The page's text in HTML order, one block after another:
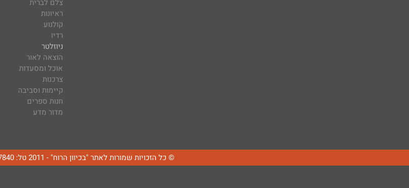
צלם לברית
ראיונות
קולנוע
רדיו
ניוזלטר
הוצאה לאור
אוכל ומסעדות
צרכנות
קיימות וסביבה
חנות ספרים
מדור מדע
© כל הזכויות שמורות לאתר "בכיוון הרוח" - 2011 טל: 050-8517840